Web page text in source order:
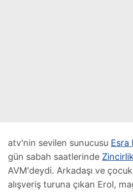
atv'nin sevilen sunucusu Esra
gün sabah saatlerinde
AVM'deydi. Arkadaşı ve
alışveriş turuna çıkan Erol,